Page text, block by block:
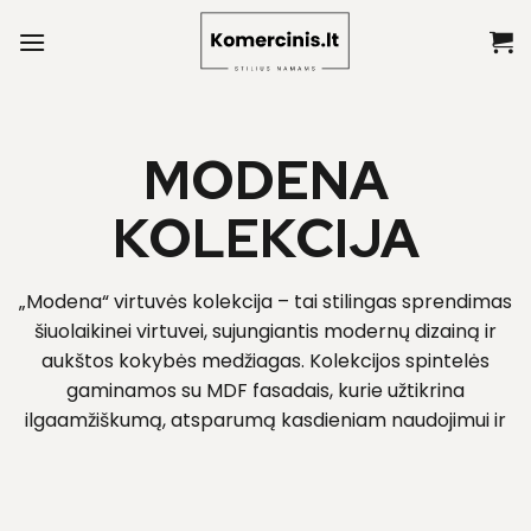
MODENA
KOLEKCIJA
„Modena“ virtuvės kolekcija – tai stilingas sprendimas
šiuolaikinei virtuvei, sujungiantis modernų dizainą ir
aukštos kokybės medžiagas. Kolekcijos spintelės
gaminamos su MDF fasadais, kurie užtikrina
ilgaamžiškumą, atsparumą kasdieniam naudojimui ir